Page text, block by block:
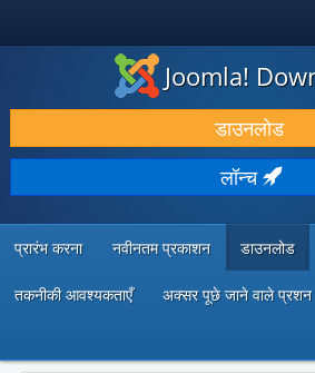
डाउनलोड करें और बढ़ाएं
खोजें और जानें
सामुदायिक समर्थन
डेवलपर संसाधन
Joomla!
डाउनलोड
लॉन्च
प्रारंभ करना नवीनतम प्रकाशन डाउनलोड
तकनीकी आवश्यकताएँ अक्सर पूछे जाने वाले प्रशन